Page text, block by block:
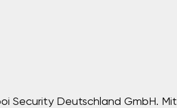
Security Deutschland GmbH. Mit